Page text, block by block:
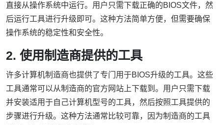
直接从操作系统中运行。用户只需下载正确的BIOS文件，然
后运行工具进行升级即可。这种方法简单方便，但需要确保
操作系统的稳定性和安全性。
2. 使用制造商提供的工具
许多计算机制造商也提供了专门用于BIOS升级的工具。这些
工具通常可以从制造商的官方网站上下载到。用户只需下载
并安装适用于自己计算机型号的工具，然后按照工具提供的
步骤进行升级。这种方法通常比较可靠，因为制造商的工具